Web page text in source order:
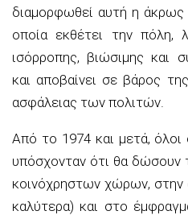
διαμορφωθεί αυτή η
οποία εκθέτει την πόλη,
ισόρροπης, βιώσιμης και
και αποβαίνει σε βάρος
ασφάλειας των πολιτών.
Από το 1974 και μετά, όλοι
υπόσχονταν ότι θα
κοινόχρηστων χώρων, στην
καλύτερα) και στο